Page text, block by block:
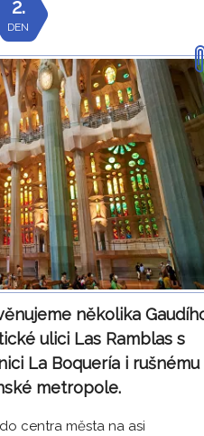
2.
DEN
několika
ulici Las Ramblas s
La Boquería i rušnému
metropole.
centra města na asi